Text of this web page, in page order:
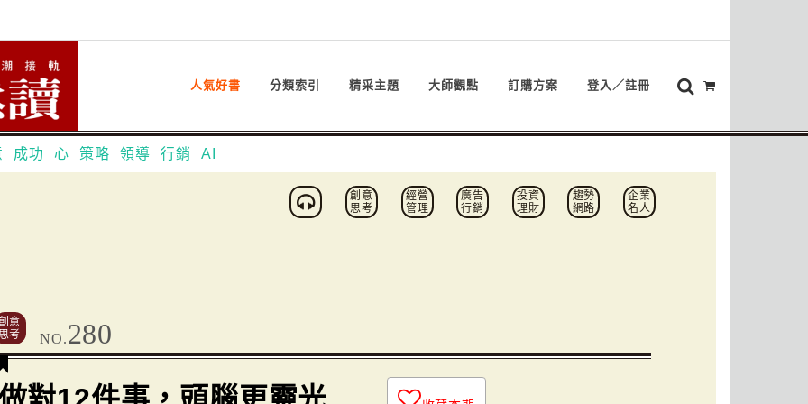
人氣好書 分類索引 精采主題 大師觀點 訂購方案 登入／註冊
成功 心 策略 領導 行銷 AI
創意
思考
經營
管理
廣告
行銷
投資
理財
趨勢
網路
企業
名人
意
考
NO.280